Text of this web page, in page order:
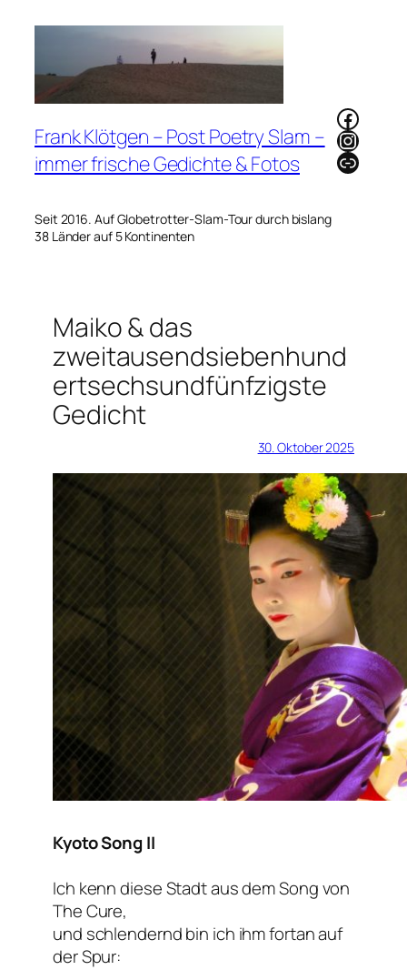
Frank Klötgen – Post Poetry Slam –
immer frische Gedichte & Fotos
Seit 2016. Auf Globetrotter-Slam-Tour durch bislang
38 Länder auf 5 Kontinenten
Link
Maiko & das
zweitausendsiebenhund
ertsechsundfünfzigste
Gedicht
30. Oktober 2025
Kyoto Song II
Ich kenn diese Stadt aus dem Song von
The Cure,
und schlendernd bin ich ihm fortan auf
der Spur: